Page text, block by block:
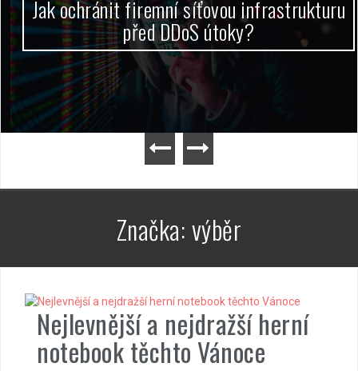
Jak ochránit firemní síťovou infrastrukturu
před DDoS útoky?
Značka:výběr
Nejlevnější a nejdražší herní
notebook těchto Vánoce